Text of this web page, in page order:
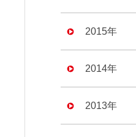
2015年
2014年
2013年